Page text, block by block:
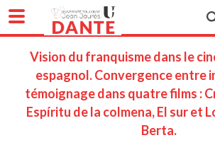
Vision du franquisme dans le
espagnol. Convergence entre
témoignage dans quatre films :
Espíritu de la colmena, El sur et
Berta.